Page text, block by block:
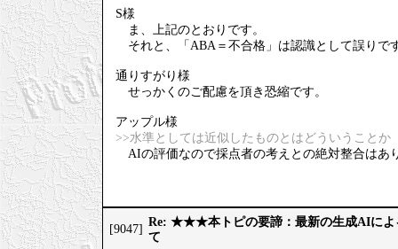
S様
ま、上記のとおりです。
それと、「ABA＝不合格」は認識として誤りで
通りすがり様
せっかくのご配慮を頂き恐縮です。
アップル様
>>水準としては近似したものとはどういうことか
AIの評価なので採点者の考えとの絶対整合はあ
[9047]
Re: ★★★本トピの要諦：最新の生成AIによ
て